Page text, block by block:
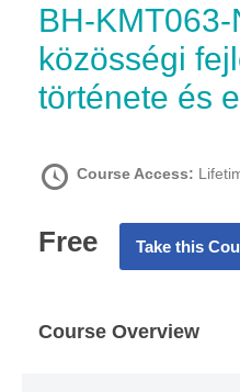
BH-KMT063-N-EA: A
közösségi
története és
Course Access:
Free Take this
Course Overview